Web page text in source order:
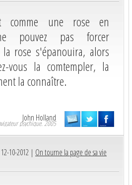
comme une rose en
pouvez pas forcer
la rose s'épanouira, alors
vous la comtempler, la
la connaître.
John Holland
psychique. 2005
10-2012 | On tourne la page de sa vie